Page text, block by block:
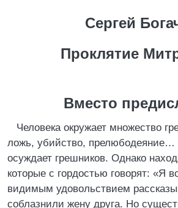
Сергей
Проклятие
Вместо
Человека окружает множество
ложь, убийство,
осуждает грешников. Однако
которые с гордостью говорят: «Я
видимым удовольствием
соблазнили жену друга. Но